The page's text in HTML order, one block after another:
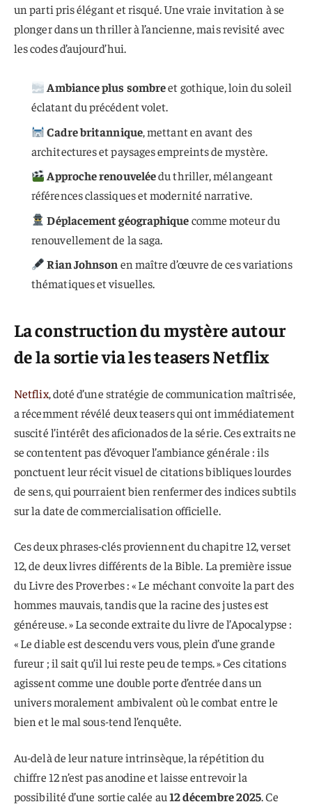
un parti pris élégant et risqué. Une vraie invitation à se
plonger dans un thriller à l’ancienne, mais revisité avec
les codes d’aujourd’hui.
Ambiance plus sombreet gothique, loin du soleil
éclatant du précédent volet.
Cadre britannique, mettant en avant des
architectures et paysages empreints de mystère.
Approche renouveléedu thriller, mélangeant
références classiques et modernité narrative.
Déplacement géographiquecomme moteur du
renouvellement de la saga.
Rian Johnson en maître d’œuvre de ces variations
thématiques et visuelles.
La construction du mystère autour
de la sortie via les teasers Netflix
Netflix, doté d’une stratégie de communication maîtrisée,
a récemment révélé deux teasers qui ont immédiatement
suscité l’intérêt des aficionados de la série. Ces extraits ne
se contentent pas d’évoquer l’ambiance générale : ils
ponctuent leur récit visuel de citations bibliques lourdes
de sens, qui pourraient bien renfermer des indices subtils
sur la date de commercialisation officielle.
Ces deux phrases-clés proviennent du chapitre 12, verset
12, de deux livres différents de la Bible. La première issue
du Livre des Proverbes : « Le méchant convoite la part des
hommes mauvais, tandis que la racine des justes est
généreuse. » La seconde extraite du livre de l’Apocalypse :
« Le diable est descendu vers vous, plein d’une grande
fureur ; il sait qu’il lui reste peu de temps. » Ces citations
agissent comme une double porte d’entrée dans un
univers moralement ambivalent où le combat entre le
bien et le mal sous-tend l’enquête.
Au-delà de leur nature intrinsèque, la répétition du
chiffre 12 n’est pas anodine et laisse entrevoir la
possibilité d’une sortie calée au12 décembre 2025. Ce